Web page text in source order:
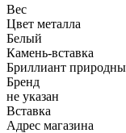
Вес
Цвет металла
Белый
Камень-вставка
Бриллиант
Бренд
не указан
Вcтавка
Адрес магазина